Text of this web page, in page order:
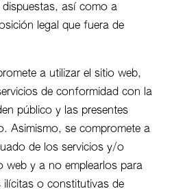
así como a
legal que fuera de
a utilizar el sitio web,
de conformidad con la
público y las presentes
Asimismo, se compromete a
de los servicios y/o
web y a no emplearlos para
ilícitas o constitutivas de